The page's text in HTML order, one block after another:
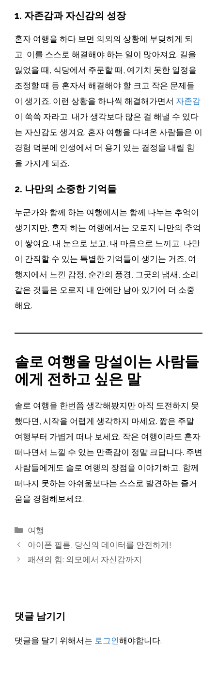
1. 자존감과 자신감의 성장
혼자 여행을 하다 보면 의외의 상황에 부딪히게 되
고, 이를 스스로 해결해야 하는 일이 많아져요. 길을
잃었을 때, 식당에서 주문할 때, 예기치 못한 일정을
조정할 때 등 혼자서 해결해야 할 크고 작은 문제들
이 생기죠. 이런 상황을 하나씩 해결해가면서 자존감
이 쑥쑥 자라고, 내가 생각보다 많은 걸 해낼 수 있다
는 자신감도 생겨요. 혼자 여행을 다녀온 사람들은 이
경험 덕분에 인생에서 더 용기 있는 결정을 내릴 힘
을 가지게 되죠.
2. 나만의 소중한 기억들
누군가와 함께 하는 여행에서는 함께 나누는 추억이
생기지만, 혼자 하는 여행에서는 오로지 나만의 추억
이 쌓여요. 내 눈으로 보고, 내 마음으로 느끼고, 나만
이 간직할 수 있는 특별한 기억들이 생기는 거죠. 여
행지에서 느낀 감정, 순간의 풍경, 그곳의 냄새, 소리
같은 것들은 오로지 내 안에만 남아 있기에 더 소중
해요.
솔로 여행을 망설이는 사람들
에게 전하고 싶은 말
솔로 여행을 한번쯤 생각해봤지만 아직 도전하지 못
했다면, 시작을 어렵게 생각하지 마세요. 짧은 주말
여행부터 가볍게 떠나 보세요. 작은 여행이라도 혼자
떠나면서 느낄 수 있는 만족감이 정말 크답니다. 주변
사람들에게도 솔로 여행의 장점을 이야기하고, 함께
떠나지 못하는 아쉬움보다는 스스로 발견하는 즐거
움을 경험해보세요.
카
테
리
여행
아이폰 필름, 당신의 데이터를 안전하게!
패션의 힘: 외모에서 자신감까지
댓글 남기기
댓글을 달기 위해서는 로그인해야합니다.